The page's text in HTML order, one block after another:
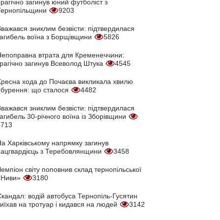
Трагічно загинув юний футболіст з
9203
зниклим безвісти: підтвердилася
воїна з Борщівщини
5826
втрата для Кременеччини:
загинув Всеволод Штука
4545
хода до Почаєва викликала хвилю
що сталося
4482
зниклим безвісти: підтвердилася
30-річного воїна із Зборівщини
Харківському напрямку загинув
з Теребовлянщини
3458
світу поповнив склад тернопільської
3180
водій автобуса Тернопіль-Гусятин
на тротуар і кидався на людей
3142